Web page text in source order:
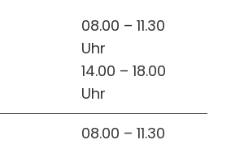
08.00 – 11.30
Uhr
14.00 – 18.00
Uhr
08.00 – 11.30